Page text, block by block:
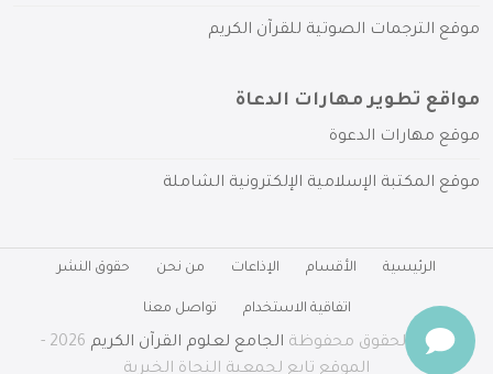
موقع الترجمات الصوتية للقرآن الكريم
مواقع تطوير مهارات الدعاة
موقع مهارات الدعوة
موقع المكتبة الإسلامية الإلكترونية الشاملة
الرئيسية الأقسام الإذاعات من نحن حقوق النشر
اتفاقية الاستخدام تواصل معنا
جميع الحقوق محفوظة الجامع لعلوم القرآن الكريم
2026 -
الموقع تابع لجمعية النجاة الخيرية